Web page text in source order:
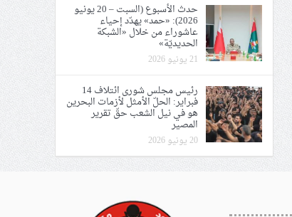
حدث الأسبوع (السبت – 20 يونيو
2026): «حمد» يهدّد إحياء
عاشوراء من خلال «الشبكة
الحديديّة»
21 يونيو 2026
رئيس مجلس شورى ائتلاف 14
فبراير: الحلّ الأمثل لأزمات البحرين
هو في نيل الشعب حقّ تقرير
المصير
20 يونيو 2026